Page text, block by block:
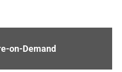
on-Demand